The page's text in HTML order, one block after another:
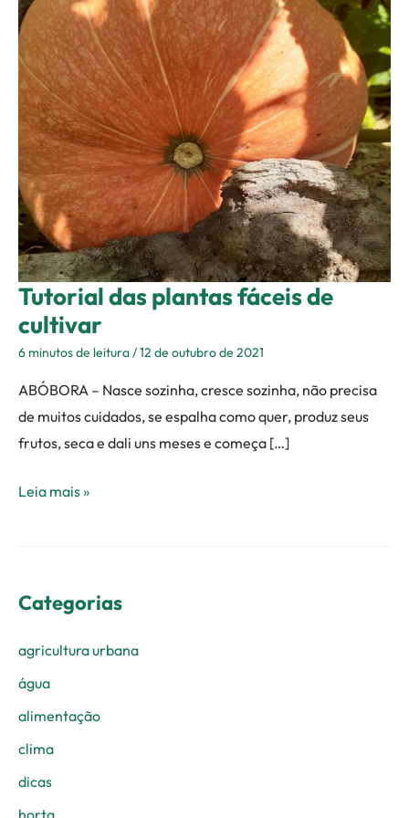
Tutorial das plantas fáceis de
cultivar
6 minutos de leitura/12 de outubro de 2021
ABÓBORA – Nasce sozinha, cresce sozinha, não precisa
de muitos cuidados, se espalha como quer, produz seus
frutos, seca e dali uns meses e começa […]
de
cultivar
Leia mais »
Categorias
agricultura urbana
água
alimentação
clima
dicas
horta